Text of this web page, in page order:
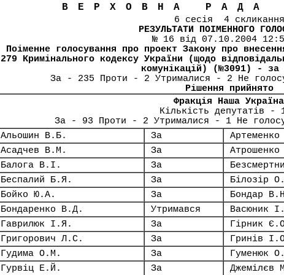
ВЕРХОВНА РАДА
6 сесія 4 скликання
РЕЗУЛЬТАТИ ПОІМЕННОГО
№ 16 від 07.10.2004
Поіменне голосування про проект Закону про
279 Кримінального кодексу України (щодо
комунікацій) (№3091) - за
За - 235 Проти - 2 Утрималися - 2 Не
Рішення прийнято
Фракція Наша Україна
Кількість депутатів -
За - 93 Проти - 2 Утрималися - 1 Не
Альошин В.Б.
За
Асадчев В.М.
За
Балога В.І.
За
Беспалий Б.Я.
За Білозір
Бойко Ю.А.
За Бондар
Бондаренко В.Д.
Утримався Васюник
Гаврилюк І.Я.
За Гірник
Григорович Л.С.
За Гринів
Гудима О.М.
За Гуменюк
Гурвіц Е.Й.
За Джемілєв